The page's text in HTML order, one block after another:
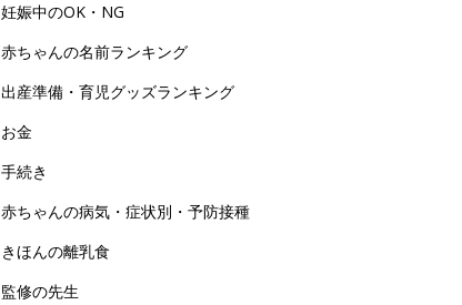
妊娠中のOK・NG
赤ちゃんの名前ランキング
出産準備・育児グッズランキング
お金
手続き
赤ちゃんの病気・症状別・予防接種
きほんの離乳食
監修の先生